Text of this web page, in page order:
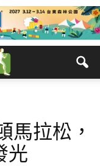
馬拉松，
光